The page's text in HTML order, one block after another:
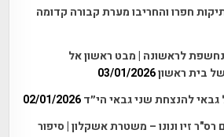
חפרו והחריבו מערת קבורה קדומה
לראשונה | מבט ראשון אל
בית ראשון03/01/2026
להנצחת שני גבאי הי״ד 02/01/2026
זיו ונונו – משטרת אשקלון | סיפור